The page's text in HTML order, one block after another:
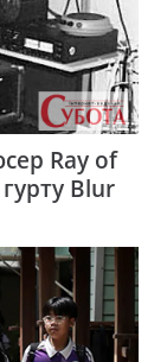
Ray of
Blur